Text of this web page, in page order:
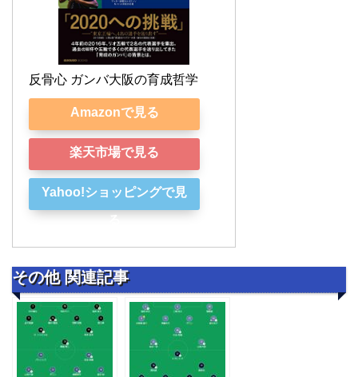
反骨心 ガンバ大阪の育成哲学
Amazonで見る
楽天市場で見る
Yahoo!ショッピングで見
その他 関連記事